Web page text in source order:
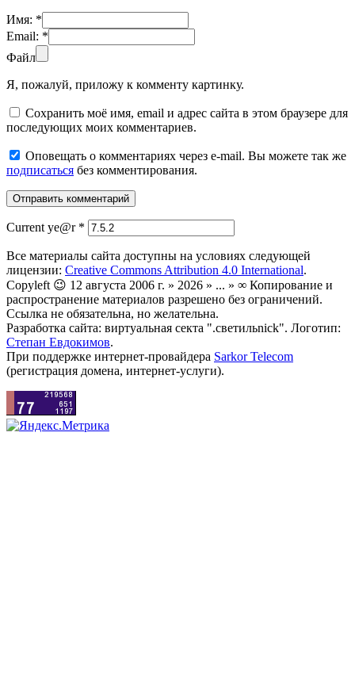
Имя: *
Email: *
Файл
Я, пожалуй, приложу к комменту картинку.
Сохранить моё имя, email и адрес сайта в этом браузере для
последующих моих комментариев.
Оповещать о комментариях через e-mail. Вы можете так же
подписаться без комментирования.
Current ye@r *
Все материалы сайта доступны на условиях следующей
лицензии: Creative Commons Attribution 4.0 International.
Copyleft 😉 12 августа 2006 г. » 2026 » ... » ∞ Копирование и
распространение материалов разрешено без ограничений.
Ссылка не обязательна, но желательна.
Разработка сайта: виртуальная секта ".светильnick". Логотип:
Степан Евдокимов.
При поддержке интернет-провайдера Sarkor Telecom
(регистрация домена, интернет-услуги).